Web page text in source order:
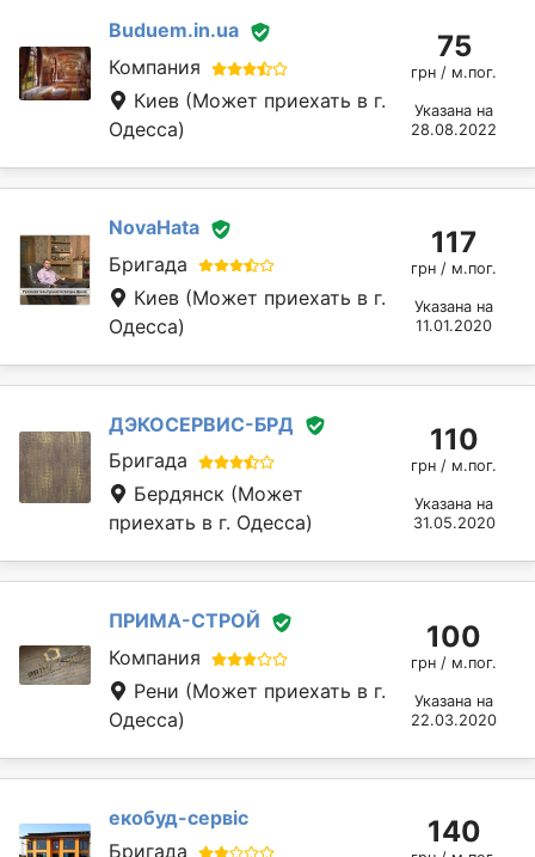
Buduem.in.ua
Компания
Киев (Может приехать в г.
Одесса)
75
грн / м.пог.
Указана на
28.08.2022
NovaHata
Бригада
Киев (Может приехать в г.
Одесса)
117
грн / м.пог.
Указана на
11.01.2020
ДЭКОСЕРВИС-БРД
Бригада
Бердянск (Может
приехать в г. Одесса)
110
грн / м.пог.
Указана на
31.05.2020
ПРИМА-СТРОЙ
Компания
Рени (Может приехать в г.
Одесса)
100
грн / м.пог.
Указана на
22.03.2020
екобуд-сервіс
Бригада
140